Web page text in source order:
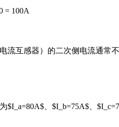
= 100A
流互感器）的二次侧电流通常
$I_a=80A$、$I_b=75A$、